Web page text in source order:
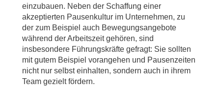
einzubauen. Neben der Schaffung einer
akzeptierten Pausenkultur im Unternehmen, zu
der zum Beispiel auch Bewegungsangebote
während der Arbeitszeit gehören, sind
insbesondere Führungskräfte gefragt: Sie sollten
mit gutem Beispiel vorangehen und Pausenzeiten
nicht nur selbst einhalten, sondern auch in ihrem
Team gezielt fördern.